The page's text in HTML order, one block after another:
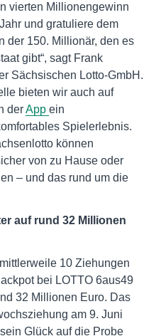
vierten Millionengewinn
und gratuliere dem
der 150. Millionär, den es
gibt“, sagt Frank
Sächsischen Lotto-GmbH.
bieten wir auch auf
derApp ein
Spielerlebnis.
können
von zu Hause oder
– und das rund um die
auf rund 32 Millionen
10 Ziehungen
bei LOTTO 6aus49
32 Millionen Euro. Das
am 9. Juni
Glück auf die Probe